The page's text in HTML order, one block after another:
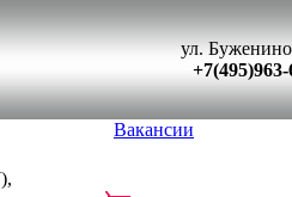
ул.
+7(495)963-
Вакансии